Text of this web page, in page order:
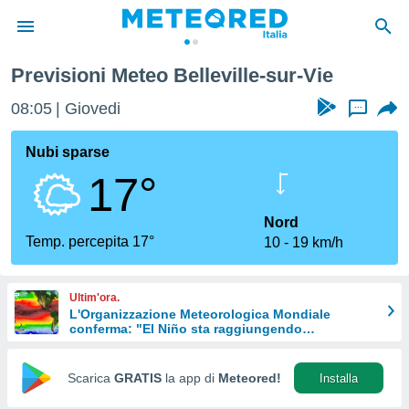
di
per
le
di
Web
Previsioni Meteo Belleville-sur-Vie
08:05 Giovedi ...
Nubi sparse
17°
Temp. percepita 17°
Nord
10
19 km/h
Ultim'ora.
L'Organizzazione Meteorologica Mondiale
conferma: "El Niño sta raggiungendo
Scarica GRATIS la app di Meteored! Installa